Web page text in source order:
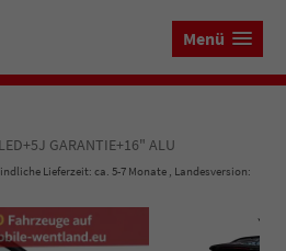
Menü
GARANTIE+16" ALU
Lieferzeit: ca. 5-7 Monate , Landesversion: